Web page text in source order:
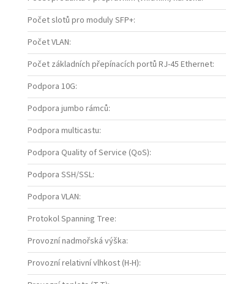
Počet slotů pro moduly SFP+:
Počet VLAN:
Počet základních přepínacích portů RJ-45 Ethernet:
Podpora 10G:
Podpora jumbo rámců:
Podpora multicastu:
Podpora Quality of Service (QoS):
Podpora SSH/SSL:
Podpora VLAN:
Protokol Spanning Tree:
Provozní nadmořská výška:
Provozní relativní vlhkost (H-H):